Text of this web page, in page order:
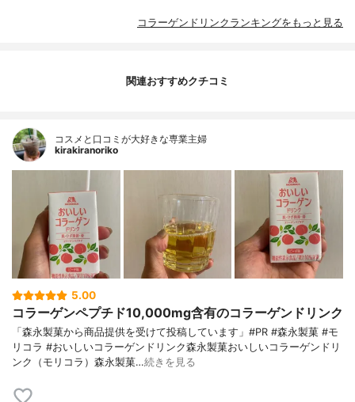
コラーゲンドリンクランキングをもっと見る
関連おすすめクチコミ
コスメと口コミが大好きな専業主婦
kirakiranoriko
5.00
コラーゲンペプチド10,000mg含有のコラーゲンドリンク
「森永製菓から商品提供を受けて投稿しています」#PR #森永製菓 #モ
リコラ #おいしいコラーゲンドリンク森永製菓おいしいコラーゲンドリ
ンク（モリコラ）森永製菓…続きを見る